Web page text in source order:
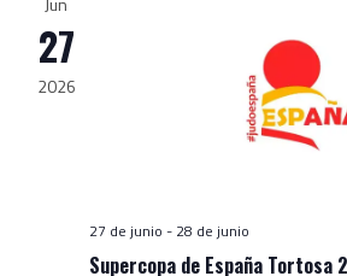
27
2026
27 de junio - 28 de junio
Supercopa de España Tortosa